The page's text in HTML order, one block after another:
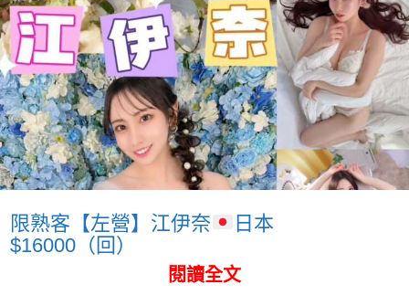
限熟客【左營】江伊奈
日本
$16000（回）
閱讀全文